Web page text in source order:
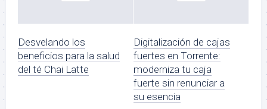
Desvelando los
beneficios para la salud
del té Chai Latte
Digitalización de cajas
fuertes en Torrente:
moderniza tu caja
fuerte sin renunciar a
su esencia